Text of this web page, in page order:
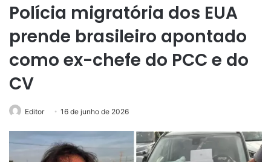
Polícia migratória dos EUA
prende brasileiro apontado
como ex-chefe do PCC e do
CV
Editor 16 de junho de 2026